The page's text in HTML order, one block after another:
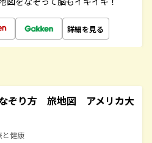
詳細を見る
ぞり方 旅地図 アメリカ大
と健康